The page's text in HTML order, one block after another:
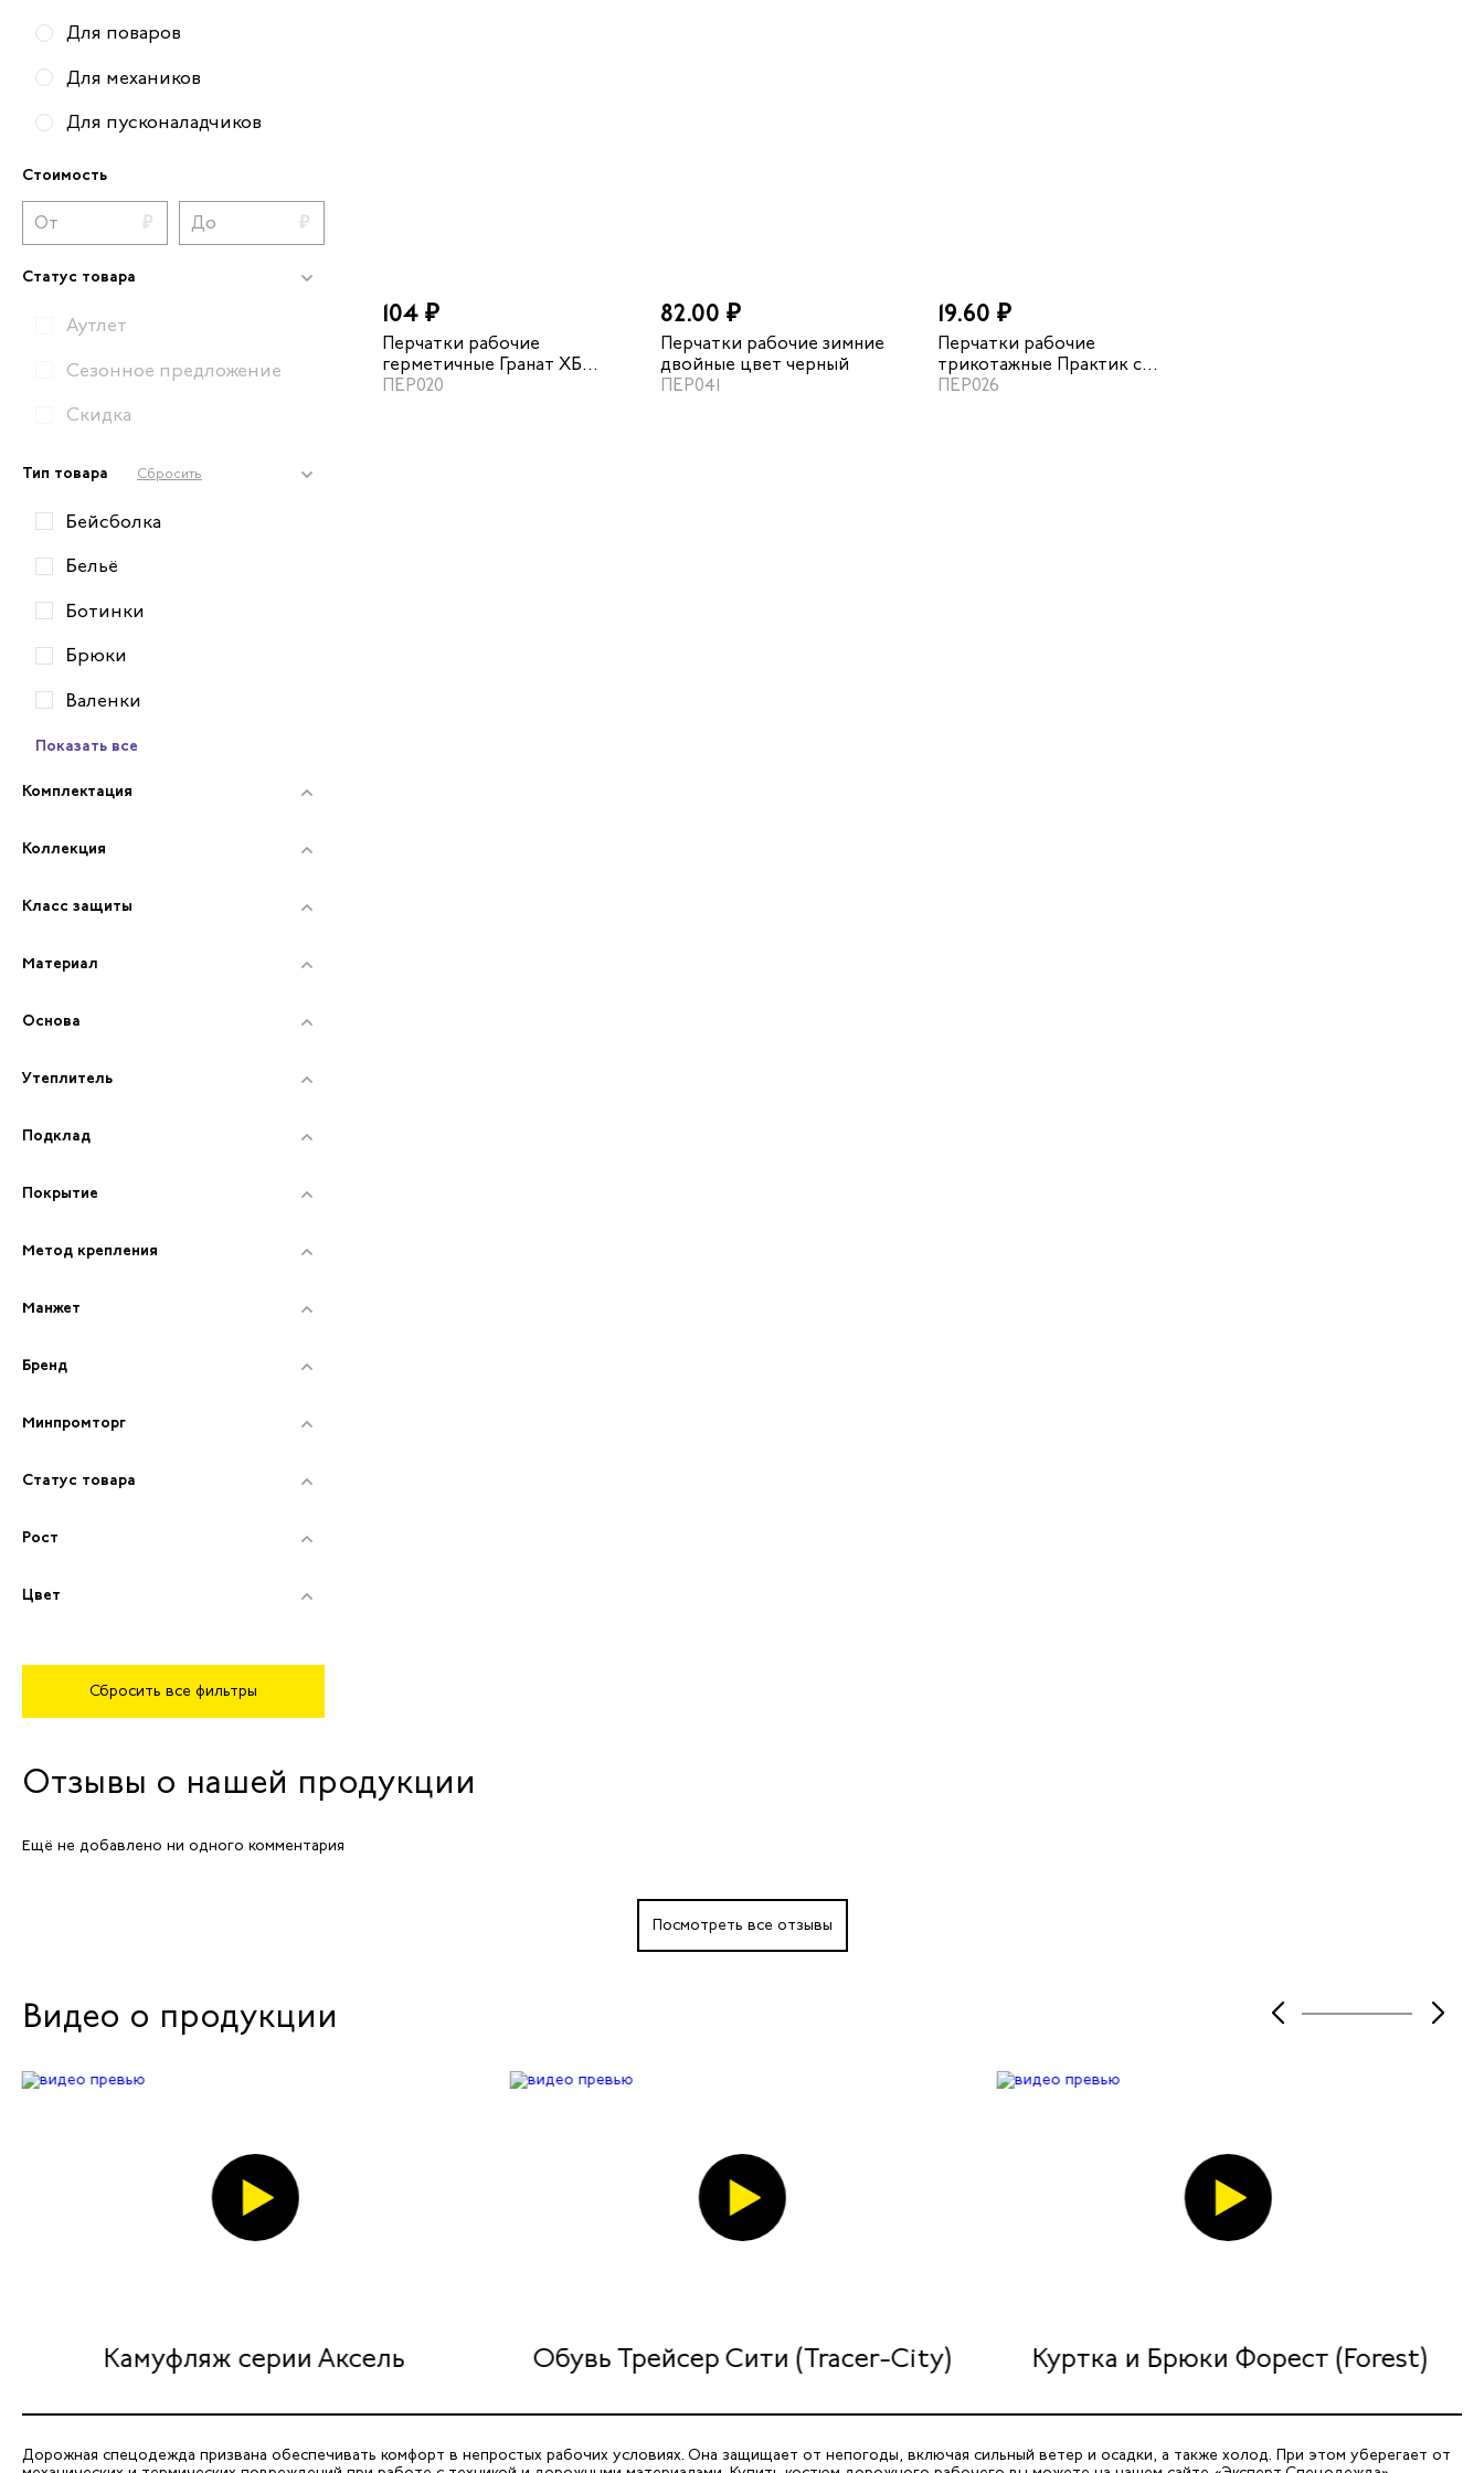
Для поваров
Для механиков
Для пусконаладчиков
Для складских работников
Для техников
Стоимость
Статус товара
Аутлет
Сезонное предложение
Скидка
Тип товара Сбросить
Бейсболка
Бельё
Ботинки
Брюки
Валенки
Показать все
Комплектация
Коллекция
Класс защиты
Материал
Основа
Утеплитель
Подклад
Покрытие
Метод крепления
Манжет
Бренд
Минпромторг
Статус товара
Рост
Цвет
Сбросить все фильтры
104 ₽
Перчатки рабочие
герметичные Гранат ХБ
ПЕР020
82.00 ₽
Перчатки рабочие зимние
двойные цвет черный
ПЕР041
19.60 ₽
Перчатки рабочие
трикотажные Практик с
ПВХ Точка
ПЕР026
Отзывы о нашей продукции
Ещё не добавлено ни одного комментария
Посмотреть все отзывы
Видео о продукции
Камуфляж серии Аксель Обувь Трейсер Сити (Tracer-City) Куртка и Брюки Форест (Forest)
Дорожная спецодежда призвана обеспечивать комфорт в непростых рабочих условиях. Она защищает от непогоды, включая сильный ветер и осадки, а также холод. При этом уберегает от